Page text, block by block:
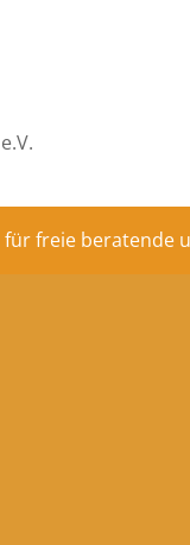
freie beratende